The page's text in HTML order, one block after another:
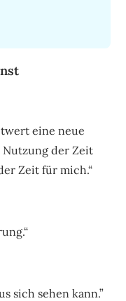
eine neue
Nutzung der Zeit
Zeit für mich.“
sich sehen kann.”